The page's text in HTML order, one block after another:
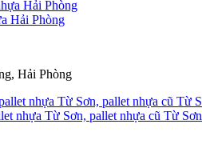
Hải Phòng
Hải Phòng
nhựa Từ Sơn, pallet nhựa cũ Từ Sơn